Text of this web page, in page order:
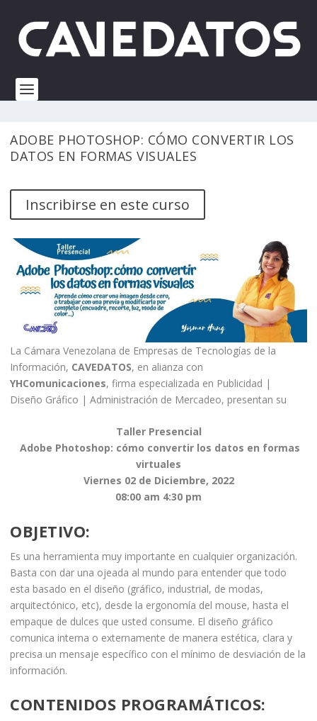
ADOBE PHOTOSHOP: CÓMO CONVERTIR LOS
DATOS EN FORMAS VISUALES
Inscribirse en este curso
La Cámara Venezolana de Empresas de Tecnologías de la
Información, CAVEDATOS, en alianza con
YHComunicaciones, firma especializada en Publicidad |
Diseño Gráfico | Administración de Mercadeo, presentan su
Taller Presencial
Adobe Photoshop: cómo convertir los datos en formas
virtuales
Viernes 02 de Diciembre, 2022
08:00 am 4:30 pm
OBJETIVO:
Es una herramienta muy importante en cualquier organización.
Basta con dar una ojeada al mundo para entender que todo
esta basado en el diseño (gráfico, industrial, de modas,
arquitectónico, etc), desde la ergonomía del mouse, hasta el
empaque de dulces que usted consume. El diseño gráfico
comunica interna o externamente de manera estética, clara y
precisa un mensaje específico con el mínimo de desviación de la
información.
CONTENIDOS PROGRAMÁTICOS: